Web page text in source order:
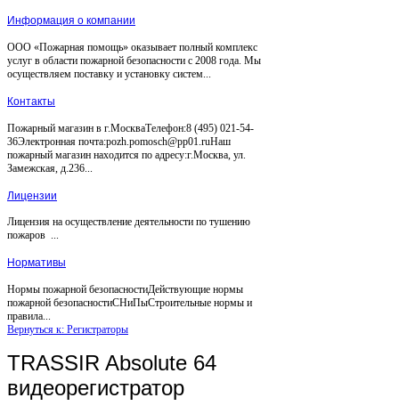
Информация о компании
ООО «Пожарная помощь» оказывает полный комплекс
услуг в области пожарной безопасности с 2008 года. Мы
осуществляем поставку и установку систем...
Контакты
Пожарный магазин в г.МоскваТелефон:8 (495) 021-54-
36Электронная почта:pozh.pomosch@pp01.ruНаш
пожарный магазин находится по адресу:г.Москва, ул.
Замежская, д.236...
Лицензии
Лицензия на осуществление деятельности по тушению
пожаров ...
Нормативы
Нормы пожарной безопасностиДействующие нормы
пожарной безопасностиСНиПыСтроительные нормы и
правила...
Вернуться к: Регистраторы
TRASSIR Absolute 64
видеорегистратор